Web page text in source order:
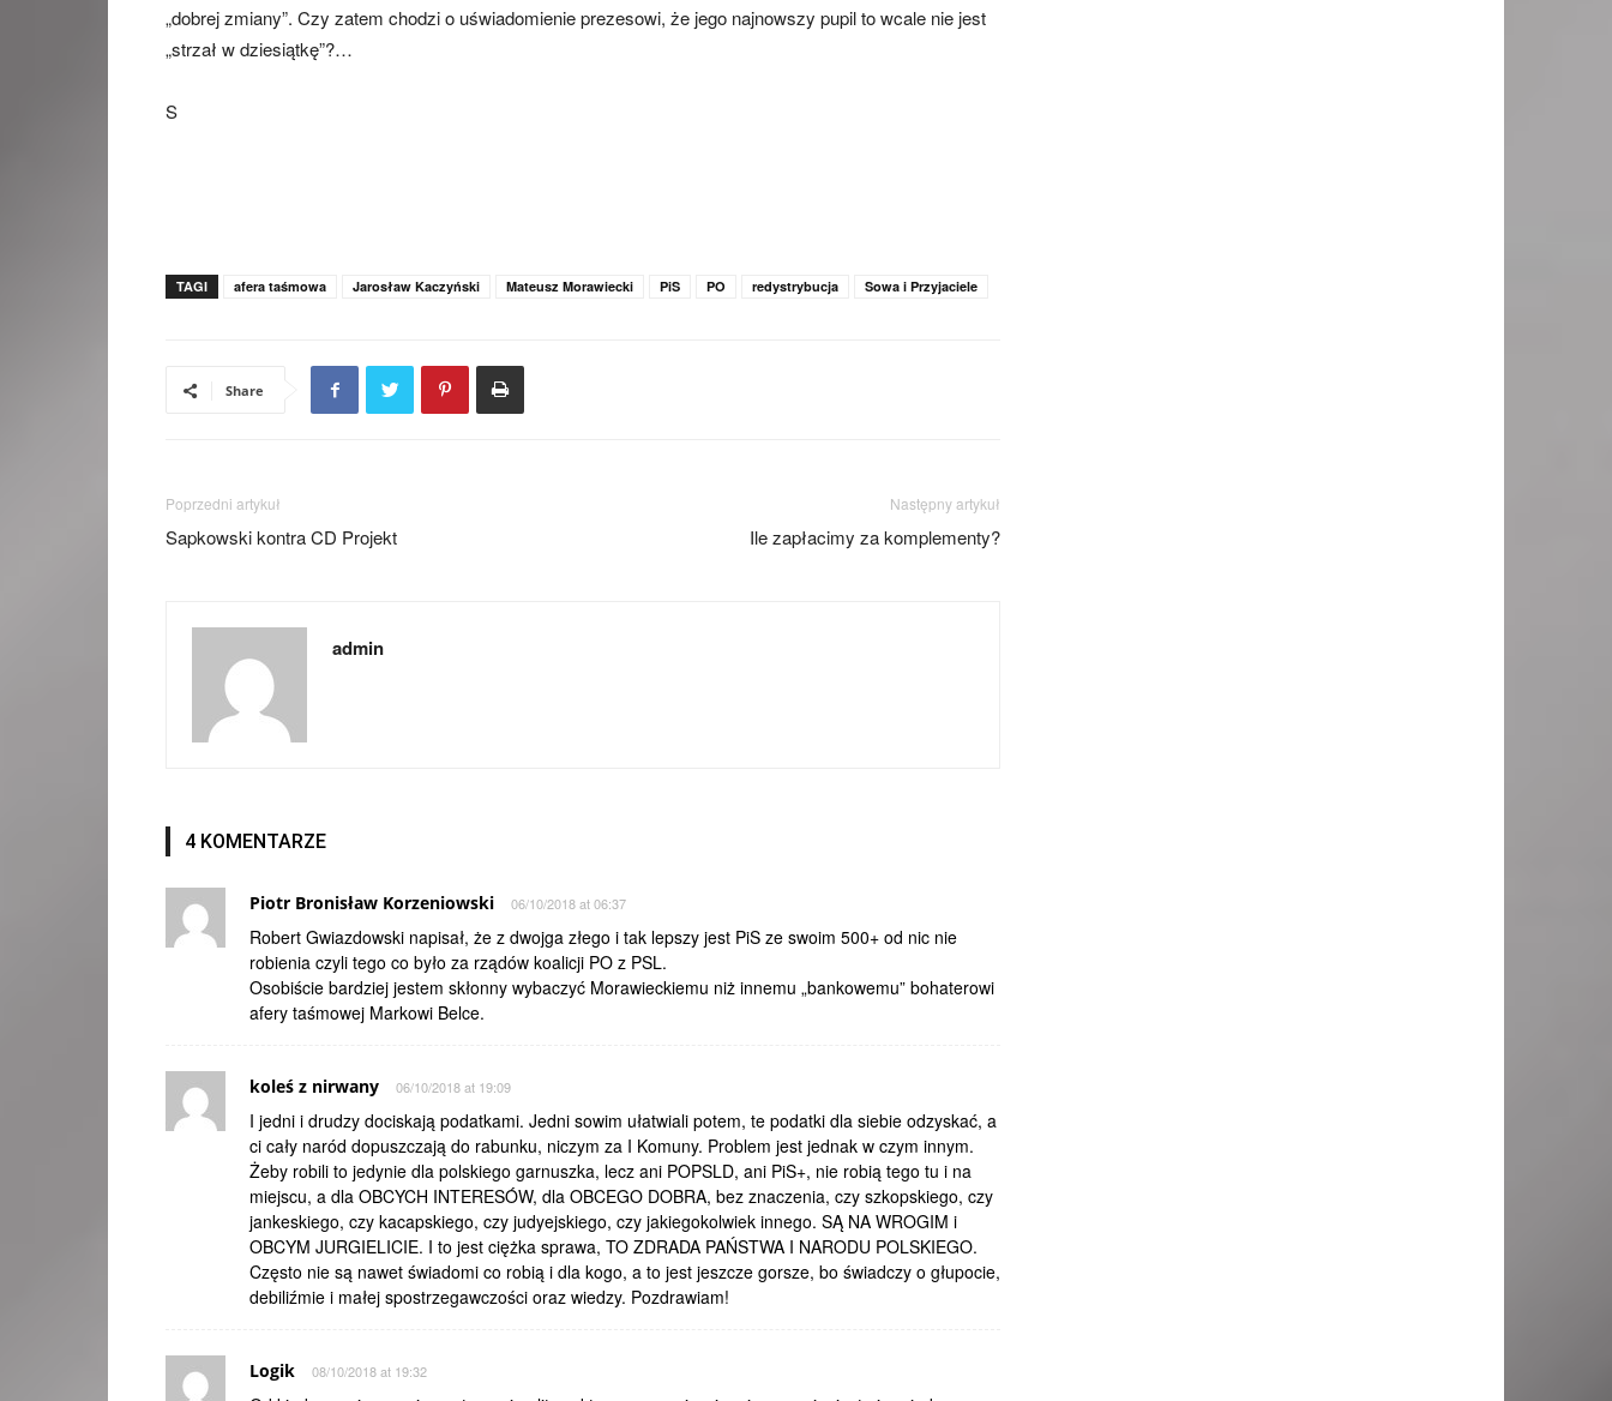
„dobrej zmiany”. Czy zatem chodzi o uświadomienie prezesowi, że jego najnowszy pupil to wcale nie jest
„strzał w dziesiątkę”?…
S
TAGI afera taśmowa Jarosław Kaczyński Mateusz Morawiecki PiS PO redystrybucja Sowa i Przyjaciele
Share
Poprzedni artykuł
Sapkowski kontra CD Projekt
Następny artykuł
Ile zapłacimy za komplementy?
admin
4 KOMENTARZE
Piotr Bronisław Korzeniowski 06/10/2018 at 06:37
Robert Gwiazdowski napisał, że z dwojga złego i tak lepszy jest PiS ze swoim 500+ od nic nie
robienia czyli tego co było za rządów koalicji PO z PSL.
Osobiście bardziej jestem skłonny wybaczyć Morawieckiemu niż innemu „bankowemu” bohaterowi
afery taśmowej Markowi Belce.
koleś z nirwany 06/10/2018 at 19:09
I jedni i drudzy dociskają podatkami. Jedni sowim ułatwiali potem, te podatki dla siebie odzyskać, a
ci cały naród dopuszczają do rabunku, niczym za I Komuny. Problem jest jednak w czym innym.
Żeby robili to jedynie dla polskiego garnuszka, lecz ani POPSLD, ani PiS+, nie robią tego tu i na
miejscu, a dla OBCYCH INTERESÓW, dla OBCEGO DOBRA, bez znaczenia, czy szkopskiego, czy
jankeskiego, czy kacapskiego, czy judyejskiego, czy jakiegokolwiek innego. SĄ NA WROGIM i
OBCYM JURGIELICIE. I to jest ciężka sprawa, TO ZDRADA PAŃSTWA I NARODU POLSKIEGO.
Często nie są nawet świadomi co robią i dla kogo, a to jest jeszcze gorsze, bo świadczy o głupocie,
debiliźmie i małej spostrzegawczości oraz wiedzy. Pozdrawiam!
Logik 08/10/2018 at 19:32